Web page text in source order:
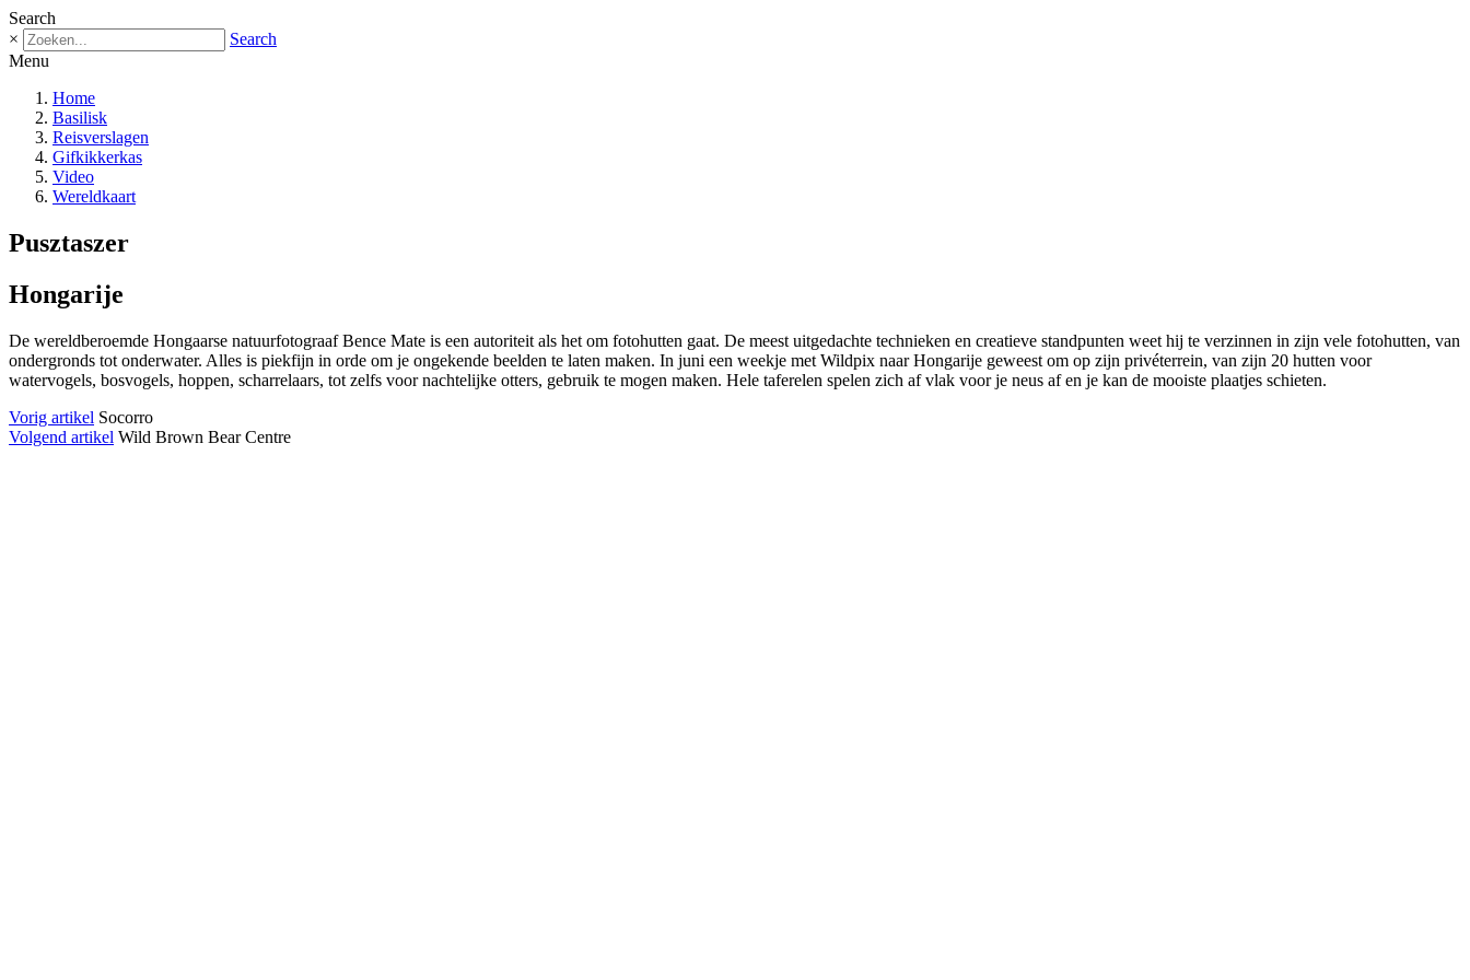
Search
×
Search
Menu
Home
Basilisk
Reisverslagen
Gifkikkerkas
Video
Wereldkaart
Pusztaszer
Hongarije
De wereldberoemde Hongaarse natuurfotograaf Bence Mate is een autoriteit als het om fotohutten gaat. De meest uitgedachte technieken en creatieve standpunten weet hij te verzinnen in zijn vele fotohutten, van
ondergronds tot onderwater. Alles is piekfijn in orde om je ongekende beelden te laten maken. In juni een weekje met Wildpix naar Hongarije geweest om op zijn privéterrein, van zijn 20 hutten voor
watervogels, bosvogels, hoppen, scharrelaars, tot zelfs voor nachtelijke otters, gebruik te mogen maken. Hele taferelen spelen zich af vlak voor je neus af en je kan de mooiste plaatjes schieten.
Vorig artikel Socorro
Volgend artikel Wild Brown Bear Centre